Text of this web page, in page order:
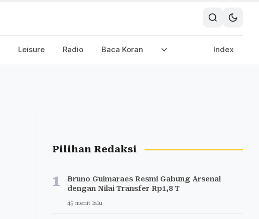
Leisure Radio Baca Koran Index
Pilihan Redaksi
1
Bruno Guimaraes Resmi Gabung Arsenal
dengan Nilai Transfer Rp1,8 T
45 menit lalu